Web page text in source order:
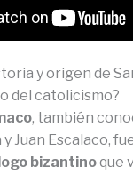
y origen de
del catolicismo?
, también
y Juan Escalaco,
bizantinoque